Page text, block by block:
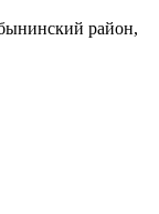
район,